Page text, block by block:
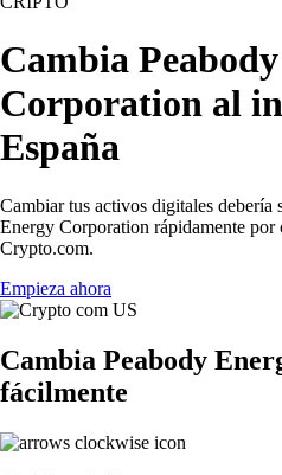
Cambia
Corporation al
España
Cambiar tus activos digitales debería
Energy Corporation rápidamente por
Crypto.com.
Empieza ahora
Cambia Peabody
fácilmente